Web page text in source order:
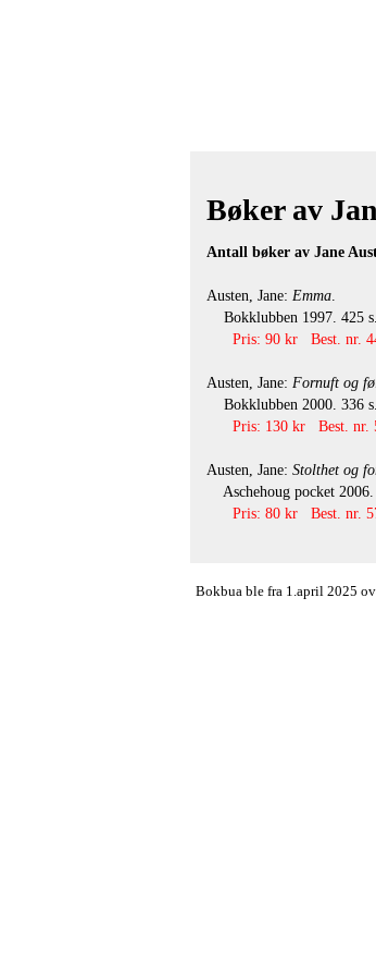
Bøker av
Antall bøker av Jane
Austen, Jane: Emma.
Bokklubben 1997. 425
Pris: 90 kr Best. nr.
Austen, Jane: Fornuft og
Bokklubben 2000. 336
Pris: 130 kr Best. nr.
Austen, Jane: Stolthet og
Aschehoug pocket 2006.
Pris: 80 kr Best. nr.
Bokbua ble fra 1.april 2025